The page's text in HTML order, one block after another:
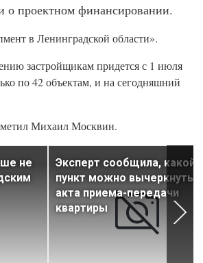
о проектном финансировании.
в Ленинградской области».
застройщикам придется с 1 июля
по 42 объектам, и на сегодняшний
Михаил Москвин.
не
Эксперт сообщила, какой
пункт можно вычеркнуть из
акта приема-передачи
квартиры